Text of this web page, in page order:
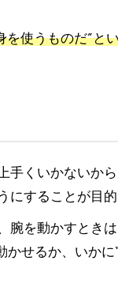
使うものだ”と
手くいかないか
することが目的
腕を動かすとき
せるか、いかに